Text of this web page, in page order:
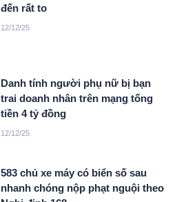
đến rất to
12/12/25
Danh tính người phụ nữ bị bạn
trai doanh nhân trên mạng tống
tiền 4 tỷ đồng
12/12/25
583 chủ xe máy có biển số sau
nhanh chóng nộp phạt nguội theo